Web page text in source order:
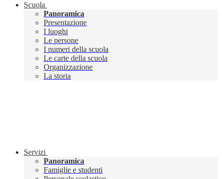
Scuola
Panoramica
Presentazione
I luoghi
Le persone
I numeri della scuola
Le carte della scuola
Organizzazione
La storia
Servizi
Panoramica
Famiglie e studenti